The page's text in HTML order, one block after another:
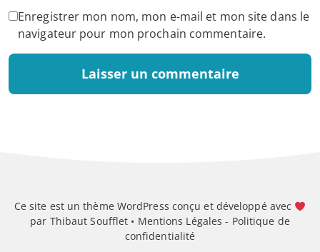
Enregistrer mon nom, mon e-mail et mon site dans le
navigateur pour mon prochain commentaire.
Ce site est un thème WordPress conçu et développé avec
par Thibaut Soufflet • Mentions Légales - Politique de
confidentialité